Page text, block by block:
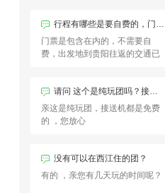
行程有哪些是要自费的，门前是需要自费吗？
门票是包含在内的，不需要自
费，出发地到贵阳往返的交通已
请问 这个是纯玩团吗？接送机都是免费吗
亲这是纯玩团，接送机都是免费
的 ，您放心
没有可以在西江住的团？
有的 ，亲您有几天玩的时间呢？
用户夕阳西下 发表了点评